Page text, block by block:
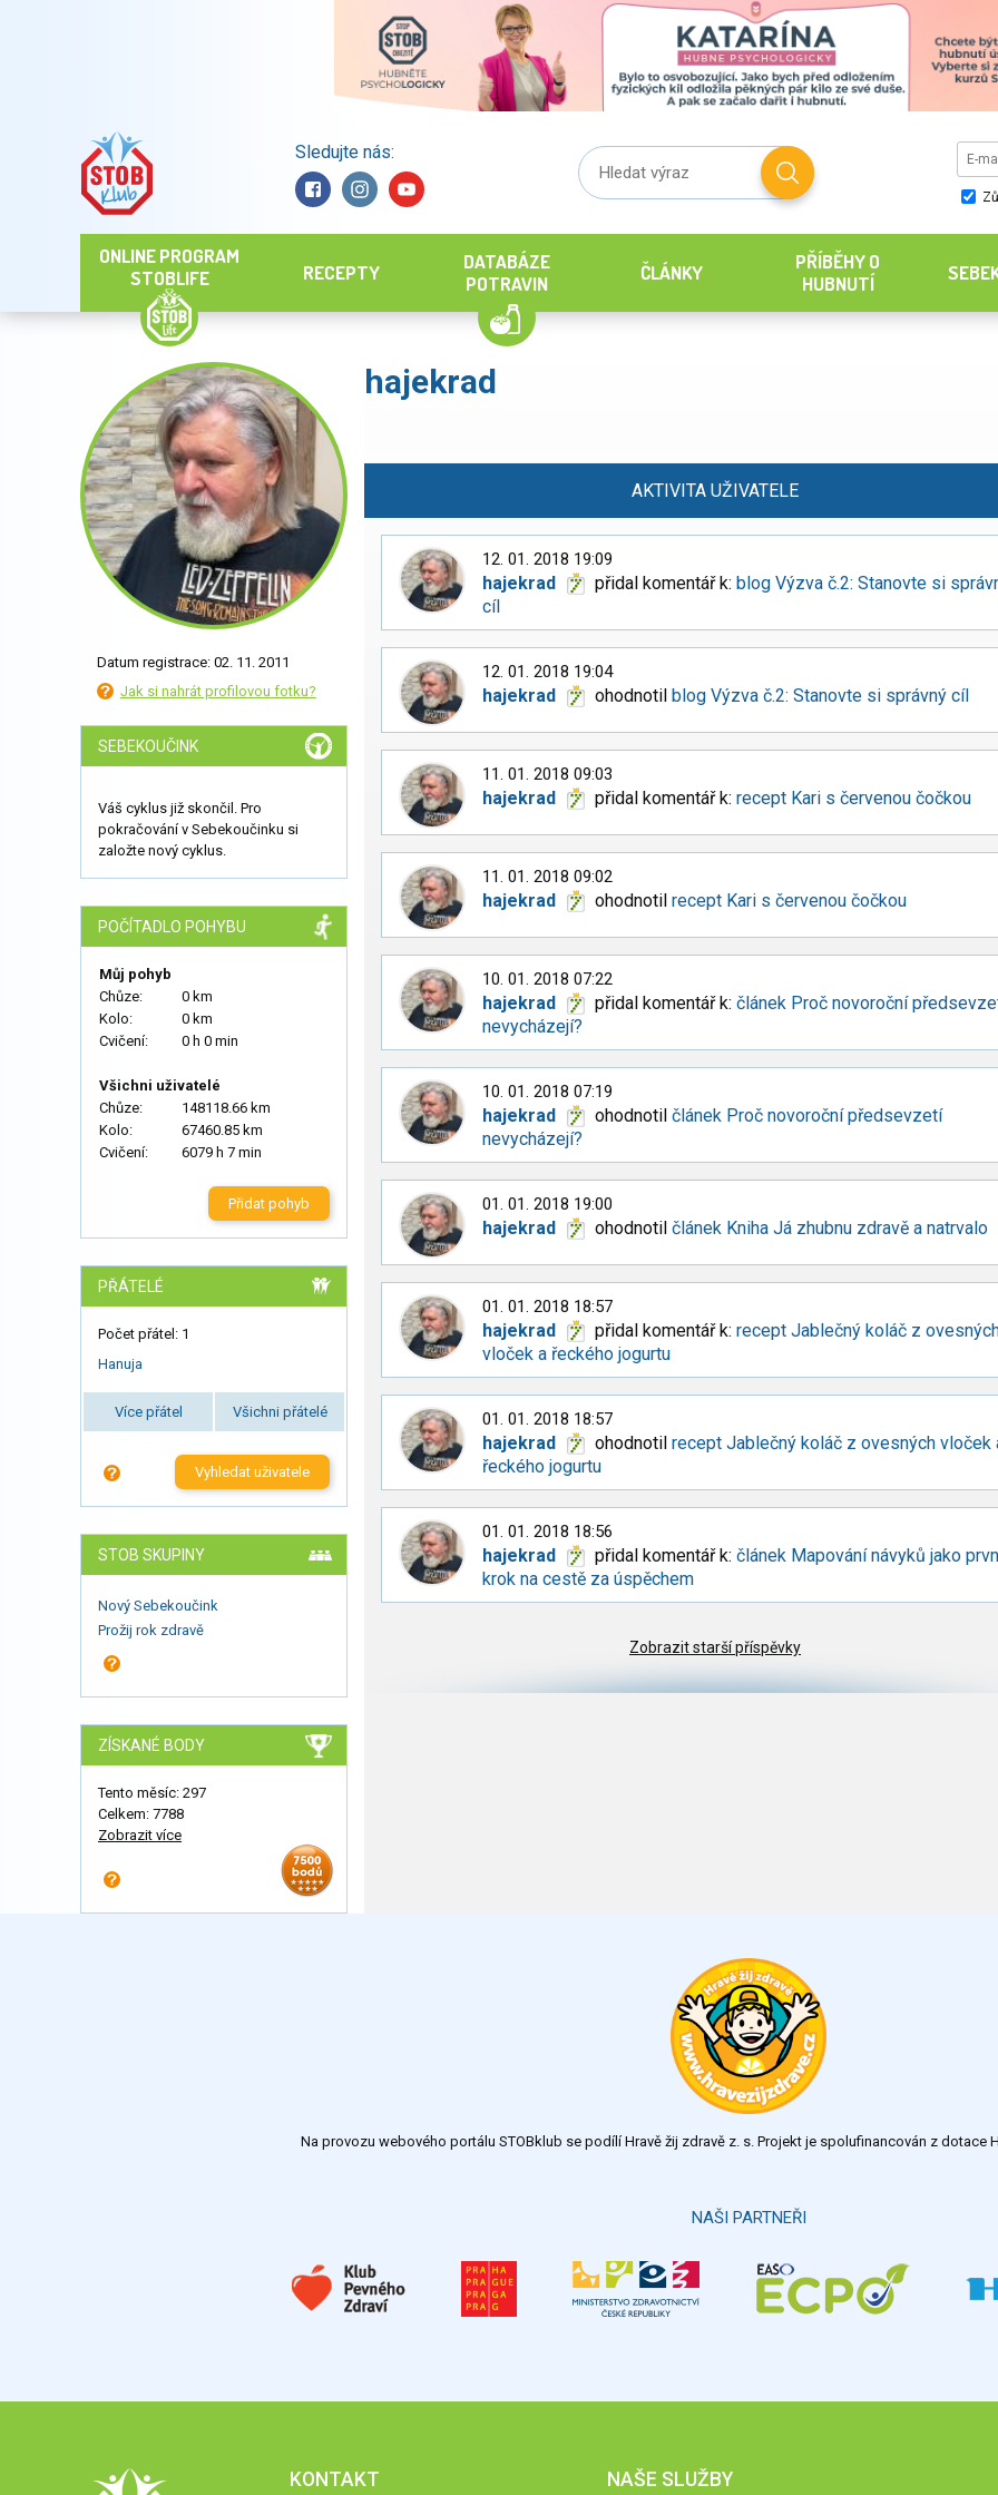
Sledujte nás:
ONLINE PROGRAM
STOBLIFE
RECEPTY
DATABÁZE
POTRAVIN
ČLÁNKY
PŘÍBĚHY O
HUBNUTÍ
Datum registrace: 02. 11. 2011
Jak si nahrát profilovou fotku?
SEBEKOUČINK
Váš cyklus již skončil. Pro
pokračování v Sebekoučinku si
založte nový cyklus.
POČÍTADLO POHYBU
Můj pohyb
Chůze:
0 km
Kolo:
0 km
Cvičení:
0 h 0 min
Všichni uživatelé
Chůze:
148118.66 km
Kolo:
67460.85 km
Cvičení:
6079 h 7 min
Přidat pohyb
PŘÁTELÉ
Počet přátel: 1
Hanuja
Více přátel Všichni přátelé
Vyhledat uživatele
STOB SKUPINY
Nový Sebekoučink
Prožij rok zdravě
ZÍSKANÉ BODY
Tento měsíc: 297
Celkem: 7788
Zobrazit více
hajekrad
AKTIVITA UŽIVATELE
12. 01. 2018 19:09
hajekrad přidal komentář k:blog Výzva č.2: Stanovte si
cíl
12. 01. 2018 19:04
hajekrad ohodnotilblog Výzva č.2: Stanovte si správný cíl
11. 01. 2018 09:03
hajekrad přidal komentář k:recept Kari s červenou čočkou
11. 01. 2018 09:02
hajekrad ohodnotilrecept Kari s červenou čočkou
10. 01. 2018 07:22
hajekrad přidal komentář k:článek Proč novoroční
nevycházejí?
10. 01. 2018 07:19
hajekrad ohodnotilčlánek Proč novoroční předsevzetí
nevycházejí?
01. 01. 2018 19:00
hajekrad ohodnotilčlánek Kniha Já zhubnu zdravě a natrvalo
01. 01. 2018 18:57
hajekrad přidal komentář k:recept Jablečný koláč z
vloček a řeckého jogurtu
01. 01. 2018 18:57
hajekrad ohodnotilrecept Jablečný koláč z ovesných vloček
řeckého jogurtu
01. 01. 2018 18:56
hajekrad přidal komentář k:článek Mapování návyků jako
krok na cestě za úspěchem
Zobrazit starší příspěvky
Na provozu webového portálu STOBklub se podílí Hravě žij zdravě z. s. Projekt je spolufinancován z dotace
NAŠI PARTNEŘI
KONTAKT NAŠE SLUŽBY